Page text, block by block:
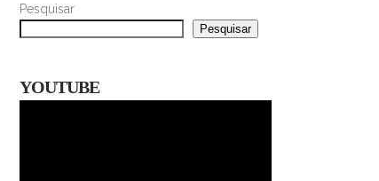
Pesquisar
Pesquisar
YOUTUBE